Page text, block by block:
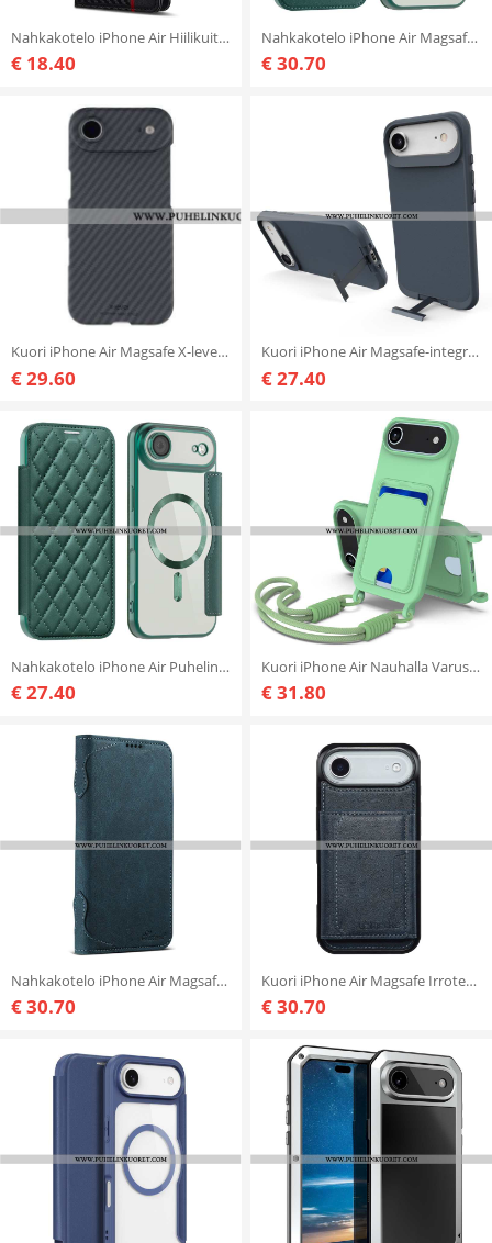
Nahkakotelo iPhone Air Hiilikuituinen Lc.imeeke
€ 18.40
Nahkakotelo iPhone Air Magsafe-yhteensopiva Rfid-korttikotelon Kanssa
€ 30.70
Kuori iPhone Air Magsafe X-level Hiilikuitukuviointi Suojakuori
€ 29.60
Kuori iPhone Air Magsafe-integroitu Tuki
€ 27.40
Nahkakotelo iPhone Air Puhelinkuoret Magsafe-yhteensopiva Tikattu
€ 27.40
Kuori iPhone Air Nauhalla Varustettu Korttikotelo
€ 31.80
Nahkakotelo iPhone Air Magsafe-yhteensopiva Suteni
€ 30.70
Kuori iPhone Air Magsafe Irrotettavalla Korttipidikkeellä Lc.imeeke
€ 30.70